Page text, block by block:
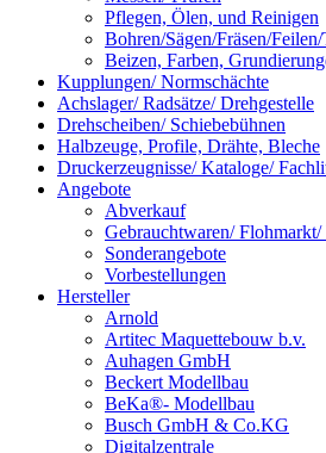
Pflegen, Ölen, und Reinigen
Bohren/Sägen/Fräsen/Feilen/
Beizen, Farben,
Kupplungen/ Normschächte
Achslager/ Radsätze/ Drehgestelle
Drehscheiben/ Schiebebühnen
Halbzeuge, Profile, Drähte, Bleche
Druckerzeugnisse/ Kataloge/
Angebote
Abverkauf
Gebrauchtwaren/
Sonderangebote
Vorbestellungen
Hersteller
Arnold
Artitec Maquettebouw b.v.
Auhagen GmbH
Beckert Modellbau
BeKa®- Modellbau
Busch GmbH & Co.KG
Digitalzentrale